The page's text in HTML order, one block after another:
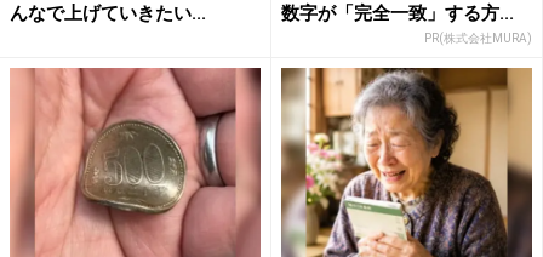
んなで上げていきたい...
数字が「完全一致」する方...
PR(株式会社MURA)